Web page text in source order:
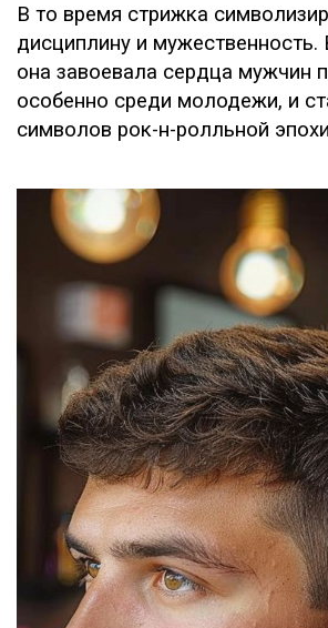
В то время стрижка
дисциплину и мужественность.
она завоевала сердца мужчин
особенно среди молодежи, и
символов рок-н-ролльной